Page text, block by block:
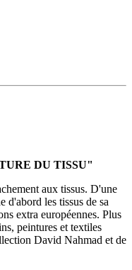
DU TISSU"
aux tissus. D'une
d'abord les tissus de sa
extra européennes. Plus
peintures et textiles
David Nahmad et de